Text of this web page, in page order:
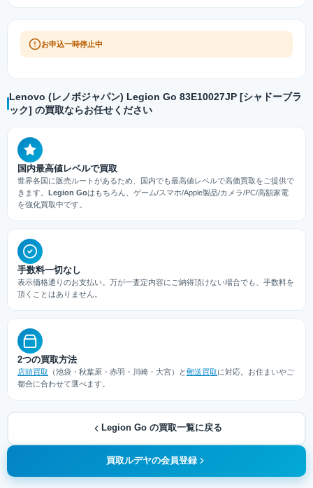
お申込一時停止中
Lenovo (レノボジャパン) Legion Go 83E10027JP [シャドーブラ
ック] の買取ならお任せください
国内最高値レベルで買取
世界各国に販売ルートがあるため、国内でも最高値レベルで高価買取をご提供で
きます。 Legion Goはもちろん、ゲーム/スマホ/Apple製品/カメラ/PC/高額家電
を強化買取中です。
手数料一切なし
表示価格通りのお支払い。万が一査定内容にご納得頂けない場合でも、手数料を
頂くことはありません。
2つの買取方法
店頭買取 （池袋・秋葉原・赤羽・川崎・大宮）と郵送買取に対応。お住まいやご
都合に合わせて選べます。
Legion Go の買取一覧に戻る
買取ルデヤの会員登録